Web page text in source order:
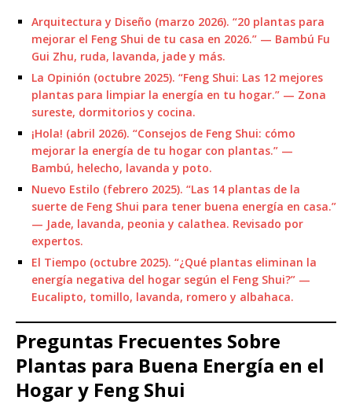
Arquitectura y Diseño (marzo 2026). “20 plantas para
mejorar el Feng Shui de tu casa en 2026.” — Bambú Fu
Gui Zhu, ruda, lavanda, jade y más.
La Opinión (octubre 2025). “Feng Shui: Las 12 mejores
plantas para limpiar la energía en tu hogar.” — Zona
sureste, dormitorios y cocina.
¡Hola! (abril 2026). “Consejos de Feng Shui: cómo
mejorar la energía de tu hogar con plantas.” —
Bambú, helecho, lavanda y poto.
Nuevo Estilo (febrero 2025). “Las 14 plantas de la
suerte de Feng Shui para tener buena energía en casa.”
— Jade, lavanda, peonia y calathea. Revisado por
expertos.
El Tiempo (octubre 2025). “¿Qué plantas eliminan la
energía negativa del hogar según el Feng Shui?” —
Eucalipto, tomillo, lavanda, romero y albahaca.
Preguntas Frecuentes Sobre
Plantas para Buena Energía en el
Hogar y Feng Shui